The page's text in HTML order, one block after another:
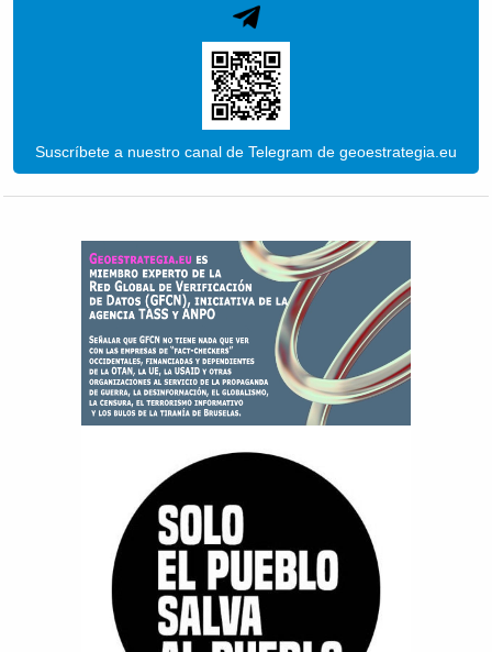
Suscríbete a nuestro canal de Telegram de geoestrategia.eu